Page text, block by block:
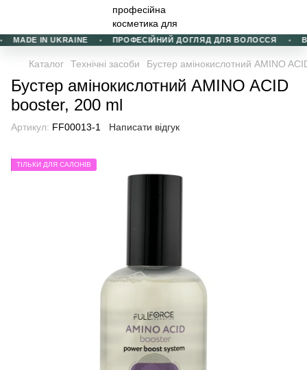
MADE IN UKRAINE ПРОФЕСІЙНИЙ ДОГЛЯД ДЛЯ ВОЛОССЯ
Каталог Технічні засоби Бустер амінокислотний AMINO
Бустер амінокислотний AMINO ACID
booster, 200 ml
Артикул: FF00013-1 Написати відгук
ТІЛЬКИ ДЛЯ САЛОНІВ